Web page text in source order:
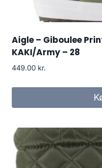
Aigle – Giboulee
KAKI/Army – 28
449.00 kr.